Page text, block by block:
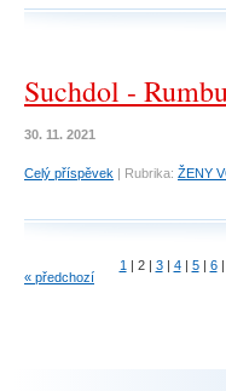
Suchdol -
30. 11. 2021
Celý příspěvek | Rubrika: ŽENY
« předchozí
1 | 2 | 3 | 4 | 5 | 6 |